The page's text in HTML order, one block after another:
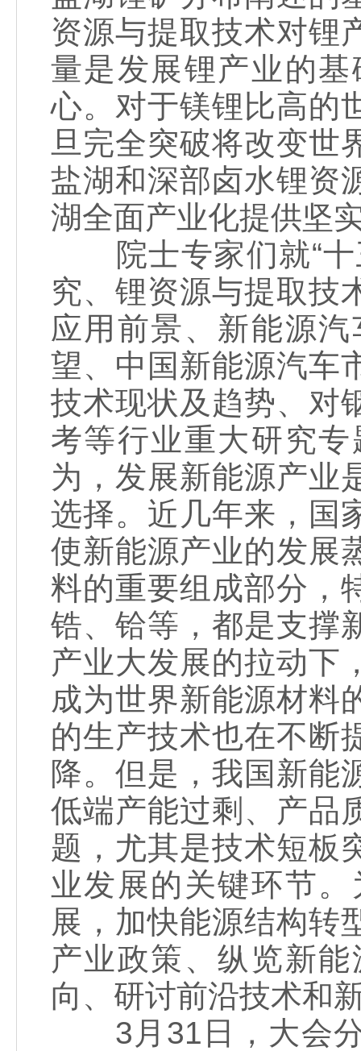
资源与提取技术对锂
量是发展锂产业的
心。对于镁锂比高的
旦完全突破将改变世
盐湖和深部卤水锂资
湖全面产业化提供坚
院士专家们就“十
究、锂资源与提取技
应用前景、新能源
望、中国新能源汽车
技术现状及趋势、对
考等行业重大研究
为，发展新能源产业
选择。近几年来，国
使新能源产业的发展
料的重要组成部分，
锆、铪等，都是支撑
产业大发展的拉动下
成为世界新能源材料
的生产技术也在不断
降。但是，我国新能
低端产能过剩、产品
题，尤其是技术短板
业发展的关键环节
展，加快能源结构转
产业政策、纵览新
向、研讨前沿技术和
3月31日，大会分